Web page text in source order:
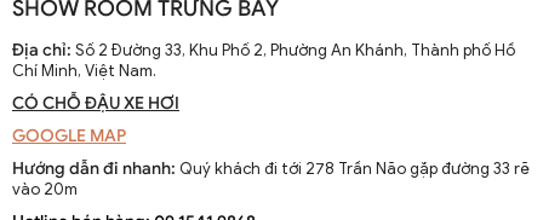
SHOW ROOM TRƯNG BÀY
Địa chỉ: Số 2 Đường 33, Khu Phố 2, Phường An Khánh, Thành phố Hồ
Chí Minh, Việt Nam.
CÓ CHỖ ĐẬU XE HƠI
GOOGLE MAP
Hướng dẫn đi nhanh: Quý khách đi tới 278 Trần Não gặp đường 33 rẽ
vào 20m